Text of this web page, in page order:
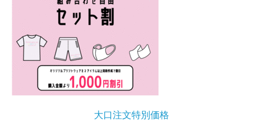
大口注文特別価格